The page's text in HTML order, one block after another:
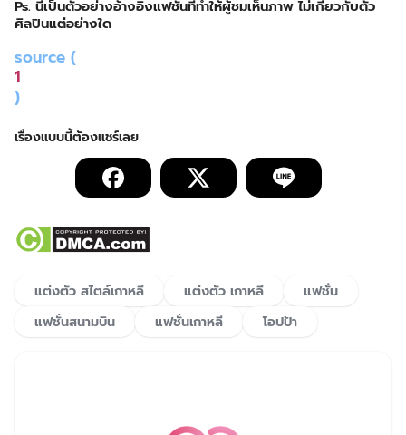
Ps. นี่เป็นตัวอย่างอ้างอิงแฟชั่นที่ทำให้ผู้ชมเห็นภาพ ไม่เกี่ยวกับตัว
ศิลปินแต่อย่างใด
source (
1
)
แต่งตัว สไตล์เกาหลี แต่งตัว เกาหลี
แฟชั่น
แฟชั่นสนามบิน
แฟชั่นเกาหลี โอปป้า